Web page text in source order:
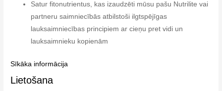
Satur fitonutrientus, kas izaudzēti mūsu pašu Nutrilite vai
partneru saimniecībās atbilstoši ilgtspējīgas
lauksaimniecības principiem ar cieņu pret vidi un
lauksaimnieku kopienām
Sīkāka informācija
Lietošana